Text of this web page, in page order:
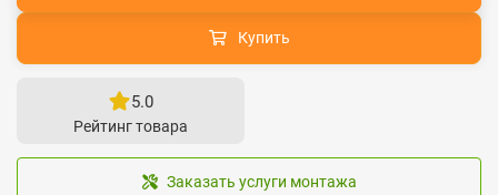
Купить
5.0
Рейтинг товара
Заказать услуги монтажа